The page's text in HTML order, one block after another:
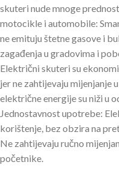
skuteri nude mnoge
motocikle i automobile:
ne emituju štetne gasove i
zagađenja u gradovima i
Električni skuteri su
jer ne zahtijevaju mijenjanje
električne energije su niži u
Jednostavnost upotrebe:
korištenje, bez obzira na
Ne zahtijevaju ručno
početnike.